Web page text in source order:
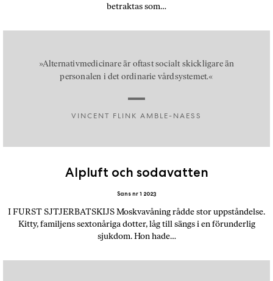
T
n
k
betraktas som…
»Alternativmedicinare är oftast socialt skickligare än
personalen i det ordinarie vårdsystemet.«
VINCENT FLINK AMBLE-NAESS
Alpluft och sodavatten
Sans nr 1 2023
I FURST SJTJERBATSKIJS Moskvavåning rådde stor uppståndelse.
Kitty, familjens sextonåriga dotter, låg till sängs i en förunderlig
sjukdom. Hon hade…